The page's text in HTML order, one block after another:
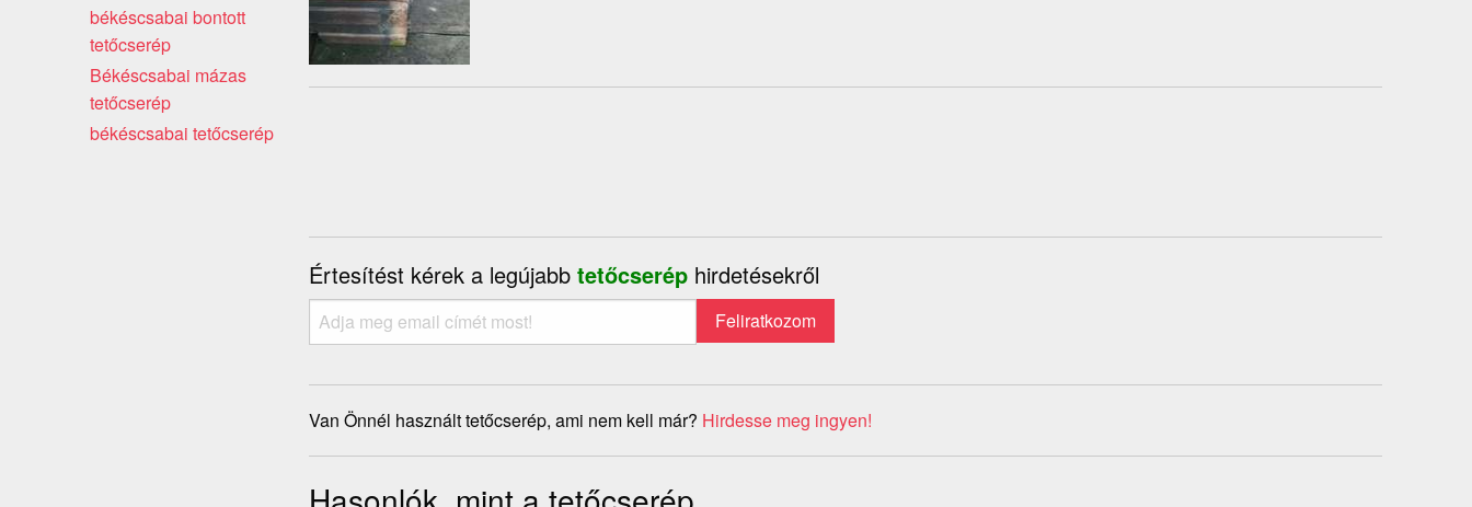
Értesítést kérek a legújabb tetőcserép hirdetésekről
Van Önnél használt tetőcserép, ami nem kell már? Hirdesse meg ingyen!
békéscsabai bontott
tetőcserép
Békéscsabai mázas
tetőcserép
békéscsabai tetőcserép